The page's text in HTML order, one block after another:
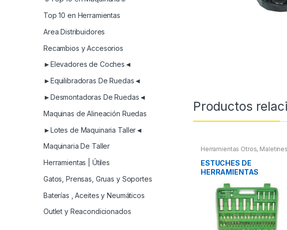
Productos
Herramientas Otros, Maletines
Compresímetros, otros
ESTUCHES DE
HERRAMIENTAS
Top 10 en Herramientas
Area Distribuidores
Recambios y Accesorios
►Elevadores de Coches◄
►Equilibradoras De Ruedas◄
►Desmontadoras De Ruedas◄
Maquinas de Alineación Ruedas
►Lotes de Maquinaria Taller◄
Maquinaria De Taller
Herramientas | Útiles
Gatos, Prensas, Gruas y Soportes
Baterías , Aceites y Neumáticos
Outlet y Reacondicionados